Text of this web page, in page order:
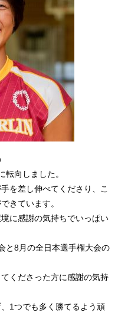
向しました。
を差し伸べてくださり、こ
きています。
に感謝の気持ちでいっぱい
と8月の全日本選手権大会の
くださった方に感謝の気持
1つでも多く勝てるよう頑